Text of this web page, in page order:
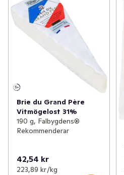
Brie du Grand Père
Vitmögelost 31%
190 g, Falbygdens®
Rekommenderar
42,54 kr
223,89 kr /kg